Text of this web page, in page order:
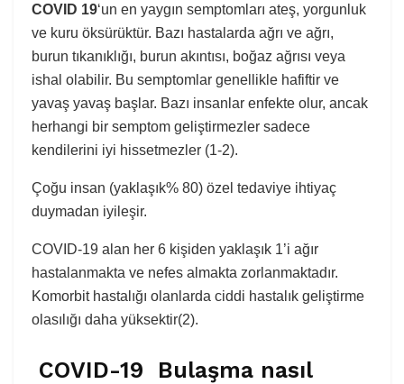
COVID 19‘un en yaygın semptomları ateş, yorgunluk
ve kuru öksürüktür. Bazı hastalarda ağrı ve ağrı,
burun tıkanıklığı, burun akıntısı, boğaz ağrısı veya
ishal olabilir. Bu semptomlar genellikle hafiftir ve
yavaş yavaş başlar. Bazı insanlar enfekte olur, ancak
herhangi bir semptom geliştirmezler sadece
kendilerini iyi hissetmezler (1-2).
Çoğu insan (yaklaşık% 80) özel tedaviye ihtiyaç
duymadan iyileşir.
COVID-19 alan her 6 kişiden yaklaşık 1’i ağır
hastalanmakta ve nefes almakta zorlanmaktadır.
Komorbit hastalığı olanlarda ciddi hastalık geliştirme
olasılığı daha yüksektir(2).
COVID-19 Bulaşma nasıl